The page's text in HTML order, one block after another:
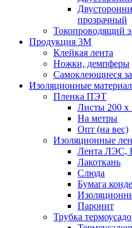
прозрачный
Токопроводящий
Продукция 3M
Клейкая лента
Ножки, демпферы
Самоклеющиеся
Изоляционные
Пленка ПЭТ
Листы 200 х
На метры
Опт (на вес)
Изоляционные
Лента ЛЭС,
Лакоткань
Слюда
Бумага
Паронит
Трубка